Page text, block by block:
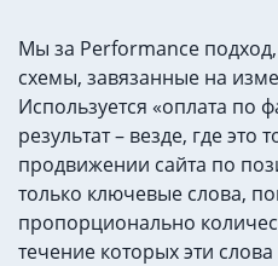
Мы за Performance
схемы, завязанные на
Используется «оплата по
результат – везде, где
продвижении сайта по
только ключевые слова,
пропорционально
течение которых эти